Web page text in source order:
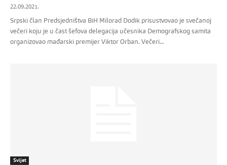
22.09.2021.
Srpski član Predsjedništva BiH Milorad Dodik prisustvovao je svečanoj
večeri koju je u čast šefova delegacija učesnika Demografskog samita
organizovao mađarski premijer Viktor Orban. Večeri...
Svijet